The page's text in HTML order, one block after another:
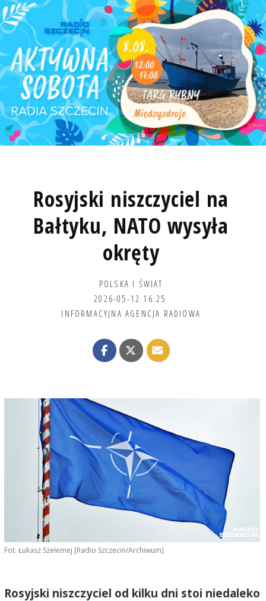
Rosyjski niszczyciel na
Bałtyku, NATO wysyła
okręty
POLSKA I ŚWIAT
2026-05-12 16:25
INFORMACYJNA AGENCJA RADIOWA
Fot. Łukasz Szełemej [Radio Szczecin/Archiwum]
Rosyjski niszczyciel od kilku dni stoi niedaleko